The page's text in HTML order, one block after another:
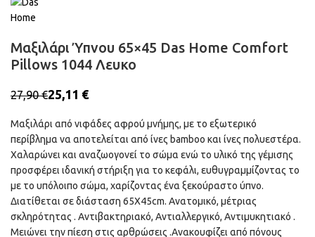
Μαξιλάρι Ύπνου 65×45 Das Home Comfort
Pillows 1044 Λευκο
27,90€25,11 €
Μαξιλάρι από νιφάδες αφρού μνήμης, με το εξωτερικό
περίβλημα να αποτελείται από ίνες bamboo και ίνες πολυεστέρα.
Χαλαρώνει και αναζωογονεί το σώμα ενώ το υλικό της γέμισης
προσφέρει ιδανική στήριξη για το κεφάλι, ευθυγραμμίζοντας το
με το υπόλοιπο σώμα, χαρίζοντας ένα ξεκούραστο ύπνο.
Διατίθεται σε διάσταση 65Χ45cm. Ανατομικό, μέτριας
σκληρότητας . Αντιβακτηριακό, Αντιαλλεργικό, Αντιμυκητιακό .
Μειώνει την πίεση στις αρθρώσεις .Ανακουφίζει από πόνους